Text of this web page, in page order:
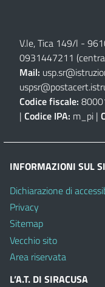
V.le, Tica 149/l -
0931447211
Mail:
Codice fiscale:
| Codice IPA: m_pi |
INFORMAZIONI SUL
Dichiarazione di
Privacy
Sitemap
Vecchio sito
Area riservata
L’A.T. DI SIRACUSA